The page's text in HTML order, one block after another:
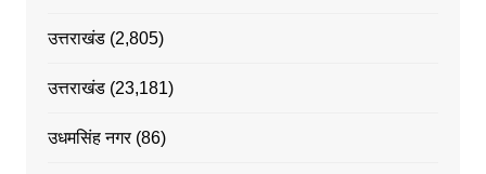
उत्तराखंड(2,805)
उत्तराखंड(23,181)
उधमसिंह नगर(86)